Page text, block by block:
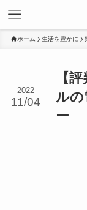
ホーム 生活を豊かに
【
ルの
ー
2022
11/04